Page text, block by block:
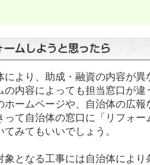
により、助成・融資の内容が
の内容によっても担当窓口が
ホームページや、自治体の広
って自治体の窓口に「リフォ
てみてもいいでしょう。
象となる工事には自治体により